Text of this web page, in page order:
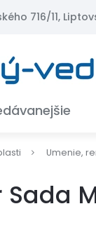
716/11,
Umenie,
Sada